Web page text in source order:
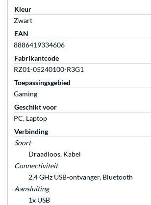
Kleur
Zwart
EAN
8886419334606
Fabrikantcode
RZ01-05240100-R3G1
Toepassingsgebied
Gaming
Geschikt voor
PC, Laptop
Verbinding
Soort
Draadloos, Kabel
Connectiviteit
2,4 GHz USB-ontvanger, Bluetooth
Aansluiting
1x USB